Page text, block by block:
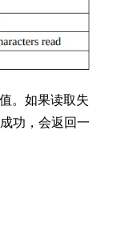
。如果读取失
功，会返回一